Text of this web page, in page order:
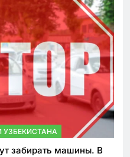
УЗБЕКИСТАНА
забирать машины. В